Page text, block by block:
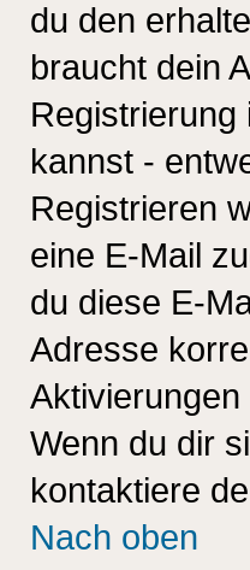
du den
braucht dein
kannst -
Registrieren
eine E-Mail
du diese E-
Adresse
Wenn du dir
kontaktiere
Nach oben